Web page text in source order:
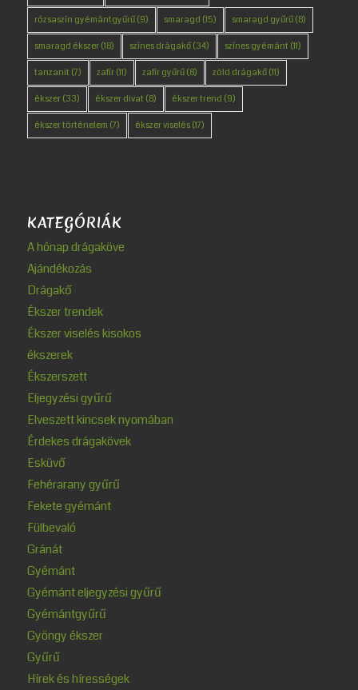
rózsaszín gyémántgyűrű(9) smaragd (15) smaragd gyűrű(8)
smaragd ékszer(18) színes drágakő(34) színes gyémánt (11)
tanzanit (7) zafír(11) zafír gyűrű(8) zöld drágakő(11)
ékszer(33) ékszer divat (8) ékszer trend (9)
ékszer történelem (7) ékszer viselés(17)
KATEGÓRIÁK
A hónap drágaköve
Ajándékozás
Drágakő
Ékszer trendek
Ékszer viselés kisokos
ékszerek
Ékszerszett
Eljegyzési gyűrű
Elveszett kincsek nyomában
Érdekes drágakövek
Esküvő
Fehérarany gyűrű
Fekete gyémánt
Fülbevaló
Gránát
Gyémánt
Gyémánt eljegyzési gyűrű
Gyémántgyűrű
Gyöngy ékszer
Gyűrű
Hírek és hírességek